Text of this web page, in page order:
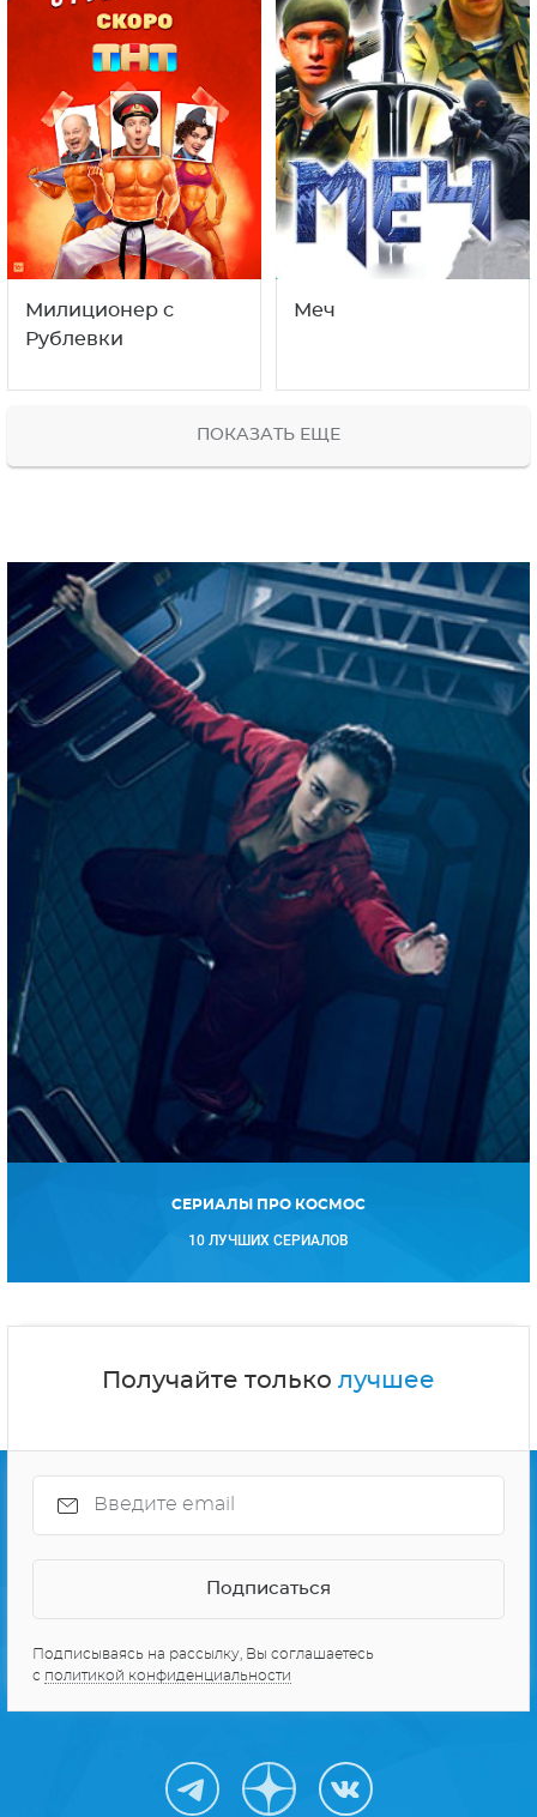
Милиционер с
Рублевки
Меч
ПОКАЗАТЬ ЕЩЕ
СЕРИАЛЫ ПРО КОСМОС
10 ЛУЧШИХ СЕРИАЛОВ
Получайте только лучшее
Подписываясь на рассылку, Вы соглашаетесь
с политикой конфиденциальности